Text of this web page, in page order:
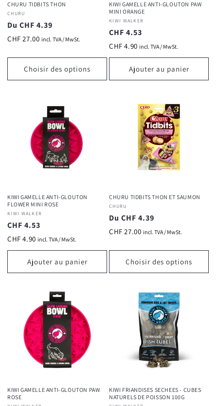
CHURU TIDBITS THON
Fournisseur :
CHURU
Prix
habituel
Du CHF 4.39
CHF 27.00 incl. TVA / MwSt.
Choisir des options
KIWI GAMELLE ANTI-GLOUTON PAW
MINI ORANGE
Fournisseur :
KIWI WALKER
Prix
habituel
CHF 4.53
CHF 4.90 incl. TVA / MwSt.
Ajouter au panier
KIWI GAMELLE ANTI-GLOUTON
FLOWER MINI ROSE
Fournisseur :
KIWI WALKER
Prix
habituel
CHF 4.53
CHF 4.90 incl. TVA / MwSt.
Ajouter au panier
CHURU TIDBITS THON ET SAUMON
Fournisseur :
CHURU
Prix
habituel
Du CHF 4.39
CHF 27.00 incl. TVA / MwSt.
Choisir des options
KIWI GAMELLE ANTI-GLOUTON PAW
ROSE
KIWI FRIANDISES SECHEES - CUBES
NATURELS DE POISSON 100G